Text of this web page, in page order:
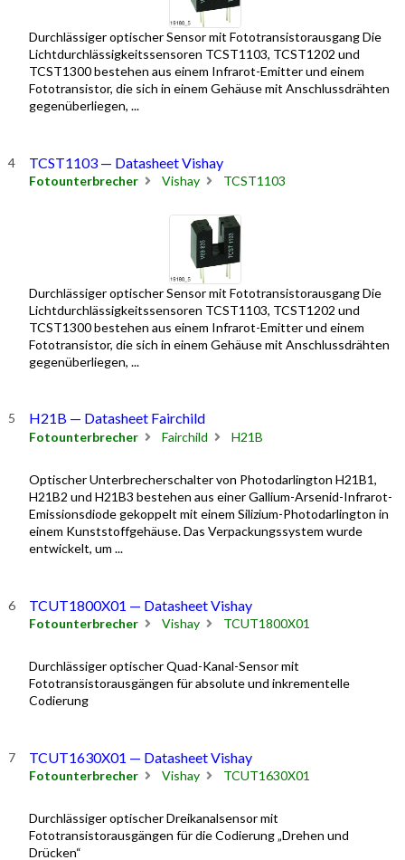
Durchlässiger optischer Sensor mit Fototransistorausgang Die
Lichtdurchlässigkeitssensoren TCST1103, TCST1202 und
TCST1300 bestehen aus einem Infrarot-Emitter und einem
Fototransistor, die sich in einem Gehäuse mit Anschlussdrähten
gegenüberliegen, ...
TCST1103 — Datasheet Vishay
Fotounterbrecher Vishay TCST1103
Durchlässiger optischer Sensor mit Fototransistorausgang Die
Lichtdurchlässigkeitssensoren TCST1103, TCST1202 und
TCST1300 bestehen aus einem Infrarot-Emitter und einem
Fototransistor, die sich in einem Gehäuse mit Anschlussdrähten
gegenüberliegen, ...
H21B — Datasheet Fairchild
Fotounterbrecher Fairchild H21B
Optischer Unterbrecherschalter von Photodarlington H21B1,
H21B2 und H21B3 bestehen aus einer Gallium-Arsenid-Infrarot-
Emissionsdiode gekoppelt mit einem Silizium-Photodarlington in
einem Kunststoffgehäuse. Das Verpackungssystem wurde
entwickelt, um ...
TCUT1800X01 — Datasheet Vishay
Fotounterbrecher Vishay TCUT1800X01
Durchlässiger optischer Quad-Kanal-Sensor mit
Fototransistorausgängen für absolute und inkrementelle
Codierung
TCUT1630X01 — Datasheet Vishay
Fotounterbrecher Vishay TCUT1630X01
Durchlässiger optischer Dreikanalsensor mit
Fototransistorausgängen für die Codierung „Drehen und
Drücken“